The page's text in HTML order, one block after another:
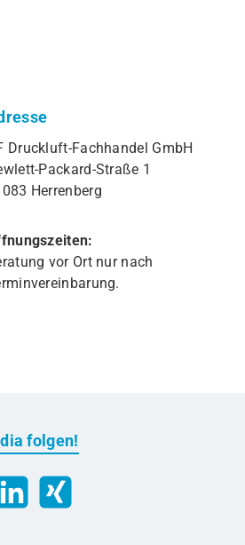
Druckluft-Fachhandel GmbH
Packard-Straße 1
Herrenberg
vor Ort nur nach
folgen!
Xing